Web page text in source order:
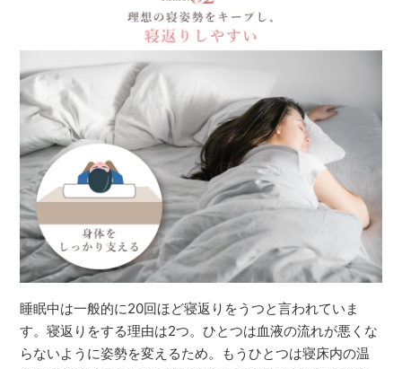
睡眠中は一般的に20回ほど寝返りをうつと言われていま
す。寝返りをする理由は2つ。ひとつは血液の流れが悪くな
らないように姿勢を変えるため。もうひとつは寝床内の温